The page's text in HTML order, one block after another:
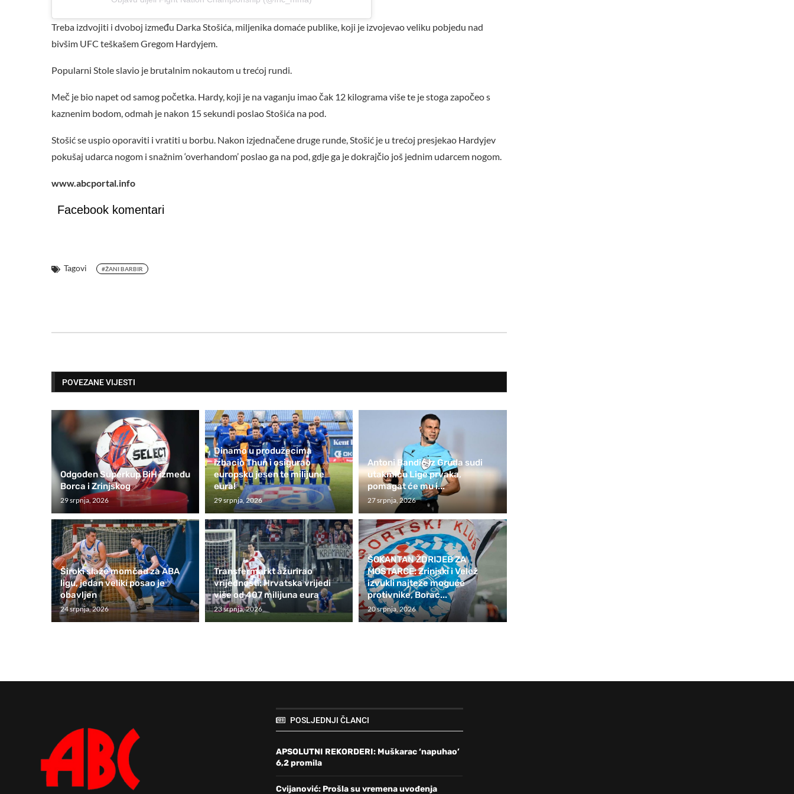
Treba izdvojiti i dvoboj između Darka Stošića, miljenika domaće publike, koji je izvojevao veliku pobjedu nad
bivšim UFC teškašem Gregom Hardyjem.
Popularni Stole slavio je brutalnim nokautom u trećoj rundi.
Meč je bio napet od samog početka. Hardy, koji je na vaganju imao čak 12 kilograma više te je stoga započeo s
kaznenim bodom, odmah je nakon 15 sekundi poslao Stošića na pod.
Stošić se uspio oporaviti i vratiti u borbu. Nakon izjednačene druge runde, Stošić je u trećoj presjekao Hardyjev
pokušaj udarca nogom i snažnim ‘overhandom’ poslao ga na pod, gdje ga je dokrajčio još jednim udarcem nogom.
www.abcportal.info
Facebook komentari
Tagovi #ŽANI BARBIR
POVEZANE VIJESTI
Odgođen Superkup BiH između
Borca i Zrinjskog
29 srpnja, 2026
Dinamo u produžecima
izbacio Thun i osigurao
europsku jesen te milijune
eura!
29 srpnja, 2026
Antoni Bandić iz Gruda sudi
utakmicu Lige prvaka,
pomagat će mu i...
27 srpnja, 2026
Široki slaže momčad za ABA
ligu, jedan veliki posao je
obavljen
24 srpnja, 2026
Transfermarkt ažurirao
vrijednosti: Hrvatska vrijedi
više od 407 milijuna eura
23 srpnja, 2026
ŠOKANTAN ŽDRIJEB ZA
MOSTARCE: Zrinjski i Velež
izvukli najteže moguće
protivnike, Borac...
20 srpnja, 2026
POSLJEDNJI ČLANCI
APSOLUTNI REKORDERI: Muškarac ‘napuhao’
6,2 promila
Cvijanović: Prošla su vremena uvođenja